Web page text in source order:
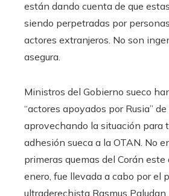
están dando cuenta de que
siendo perpetradas por
actores extranjeros. No son
asegura.
Ministros del Gobierno sueco
“actores apoyados por Rusia”
aprovechando la situación para
adhesión sueca a la OTAN. No
primeras quemas del Corán este
enero, fue llevada a cabo por el
ultraderechista Rasmus